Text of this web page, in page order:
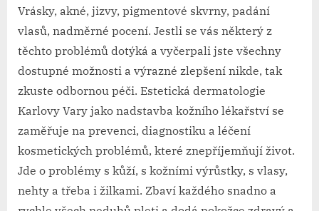
Vrásky, akné, jizvy, pigmentové skvrny, padání
vlasů, nadměrné pocení. Jestli se vás některý z
těchto problémů dotýká a vyčerpali jste všechny
dostupné možnosti a výrazné zlepšení nikde, tak
zkuste odbornou péči. Estetická dermatologie
Karlovy Vary jako nadstavba kožního lékařství se
zaměřuje na prevenci, diagnostiku a léčení
kosmetických problémů, které znepříjemňují život.
Jde o problémy s kůží, s kožními výrůstky, s vlasy,
nehty a třeba i žilkami. Zbaví každého snadno a